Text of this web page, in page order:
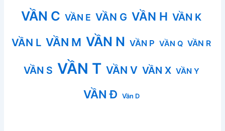
VẦN C VẦN E VẦN G VẦN H VẦN K
VẦN L VẦN M VẦN N VẦN P VẦN Q VẦN R
VẦN S VẦN T VẦN V VẦN X VẦN Y
VẦN Đ Vần D